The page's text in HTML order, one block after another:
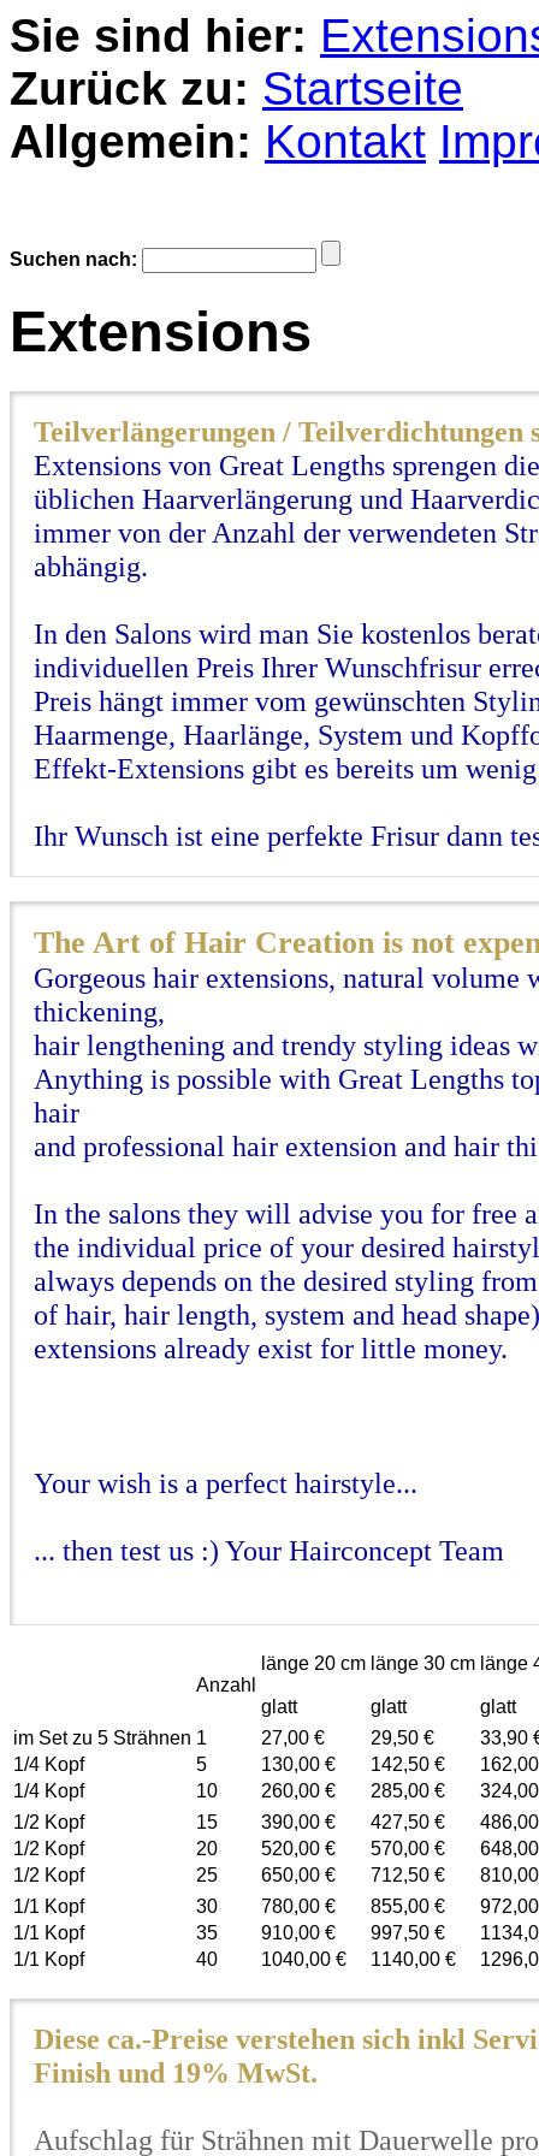
Sie sind hier:
Zurück zu: Startseite
Allgemein: Kontakt
Suchen nach:
Extensions
Teilverlängerungen / Teilverdichtungen
Extensions von Great Lengths sprengen
üblichen Haarverlängerung und
immer von der Anzahl der verwendeten
abhängig.
In den Salons wird man Sie kostenlos
individuellen Preis Ihrer Wunschfrisur
Preis hängt immer vom gewünschten
Haarmenge, Haarlänge, System und
Effekt-Extensions gibt es bereits um
Ihr Wunsch ist eine perfekte Frisur dann
The Art of Hair Creation is not
Gorgeous hair extensions, natural volume
thickening,
hair lengthening and trendy styling ideas
Anything is possible with Great Lengths
hair
and professional hair extension and hair
In the salons they will advise you for free
the individual price of your desired
always depends on the desired styling
of hair, hair length, system and head
extensions already exist for little money.
Your wish is a perfect hairstyle...
... then test us :) Your Hairconcept Team
Anzahl
länge 20 cm
glatt
länge 30 cm
glatt
länge
glatt
im Set zu 5 Strähnen 1 27,00 € 29,50 €
33,90
1/4 Kopf
5 130,00 € 142,50 €
1/4 Kopf
10 260,00 € 285,00 €
1/2 Kopf
15 390,00 € 427,50 €
1/2 Kopf
20 520,00 € 570,00 €
1/2 Kopf
25 650,00 € 712,50 €
1/1 Kopf
30 780,00 € 855,00 €
1/1 Kopf
35 910,00 € 997,50 €
1/1 Kopf
40 1040,00 € 1140,00 €
Diese ca.-Preise verstehen sich inkl
Finish und 19% MwSt.
Aufschlag für Strähnen mit Dauerwelle